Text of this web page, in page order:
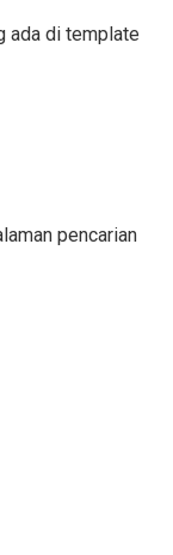
ada di template
pencarian